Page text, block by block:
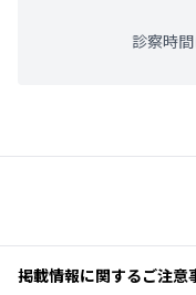
診察時
掲載情報に関するご注意